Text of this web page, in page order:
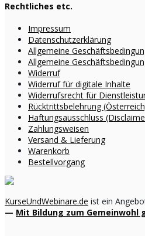
Rechtliches etc.
Impressum
Datenschutzerklärung
Allgemeine
Allgemeine
Widerruf
Widerruf für digitale Inhalte
Widerrufsrecht für
Rücktrittsbelehrung
Haftungsausschluss
Zahlungsweisen
Versand & Lieferung
Warenkorb
Bestellvorgang
KurseUndWebinare.de ist ein
— Mit Bildung zum Gemeinwohl